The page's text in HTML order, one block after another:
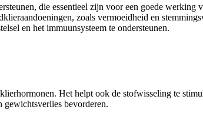
die essentieel zijn voor een goede werking
zoals vermoeidheid en
en het immuunsysteem te ondersteunen.
Het helpt ook de stofwisseling te
bevorderen.